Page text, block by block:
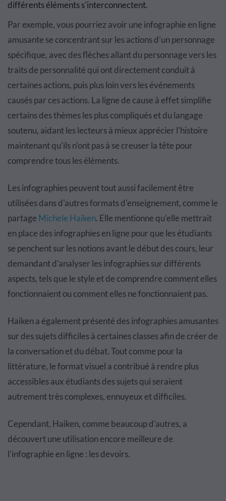
différents éléments s'interconnectent.
Par exemple, vous pourriez avoir une infographie en ligne
amusante se concentrant sur les actions d'un personnage
spécifique, avec des flèches allant du personnage vers les
traits de personnalité qui ont directement conduit à
certaines actions, puis plus loin vers les événements
causés par ces actions. La ligne de cause à effet simplifie
certains des thèmes les plus compliqués et du langage
soutenu, aidant les lecteurs à mieux apprécier l'histoire
maintenant qu'ils n'ont pas à se creuser la tête pour
comprendre tous les éléments.
Les infographies peuvent tout aussi facilement être
utilisées dans d'autres formats d'enseignement, comme le
partage Michele Haiken. Elle mentionne qu'elle mettrait
en place des infographies en ligne pour que les étudiants
se penchent sur les notions avant le début des cours, leur
demandant d'analyser les infographies sur différents
aspects, tels que le style et de comprendre comment elles
fonctionnaient ou comment elles ne fonctionnaient pas.
Haiken a également présenté des infographies amusantes
sur des sujets difficiles à certaines classes afin de créer de
la conversation et du débat. Tout comme pour la
littérature, le format visuel a contribué à rendre plus
accessibles aux étudiants des sujets qui seraient
autrement très complexes, ennuyeux et difficiles.
Cependant, Haiken, comme beaucoup d'autres, a
découvert une utilisation encore meilleure de
l’infographie en ligne : les devoirs.